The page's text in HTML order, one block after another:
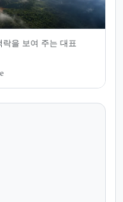
을 보여 주는 대표